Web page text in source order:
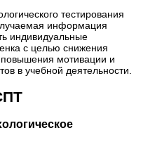
тестирования
информация
индивидуальные
с целью снижения
мотивации и
в учебной деятельности.